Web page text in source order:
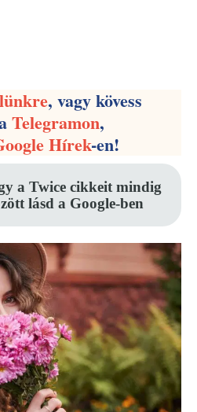
, vagy kövess
Telegramon,
Hírek-en!
a Twice cikkeit mindig
lásd a Google-ben